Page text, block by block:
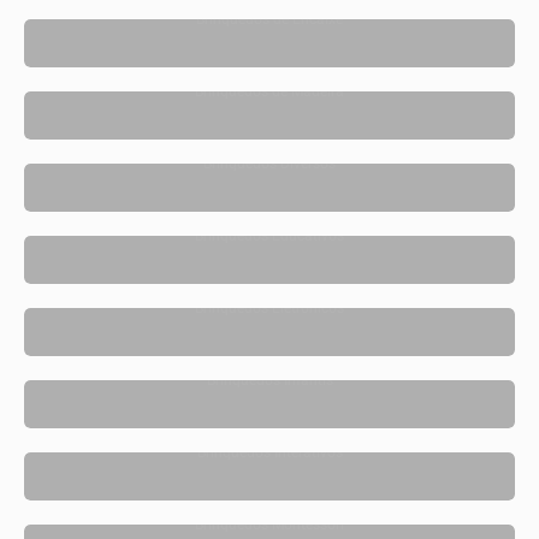
Brinquedos de Encaixe
Brinquedos de Madeira
Brinquedos Diversos
Brinquedos Educativos
Brinquedos Eletrônicos
Brinquedos Infantis
Brinquedos Interativos
Brinquedos Montessori